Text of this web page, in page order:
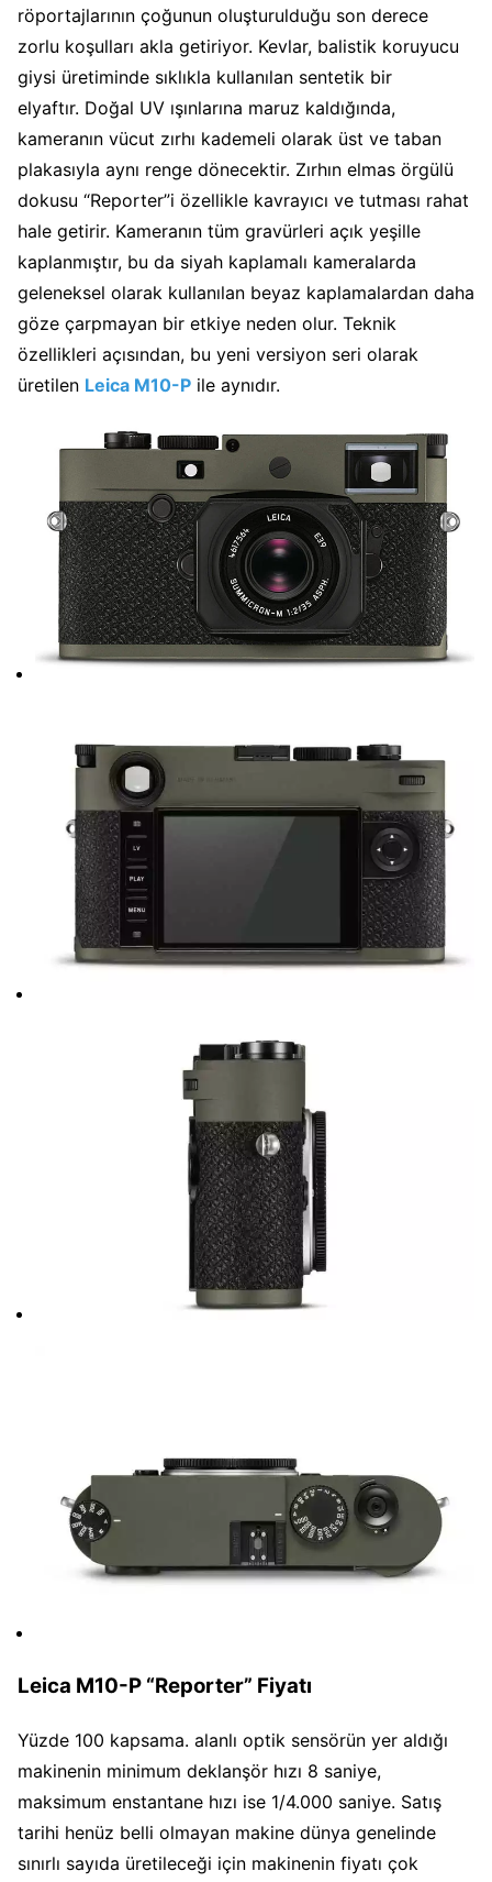
röportajlarının çoğunun oluşturulduğu son derece
zorlu koşulları akla getiriyor. Kevlar, balistik koruyucu
giysi üretiminde sıklıkla kullanılan sentetik bir
elyaftır. Doğal UV ışınlarına maruz kaldığında,
kameranın vücut zırhı kademeli olarak üst ve taban
plakasıyla aynı renge dönecektir. Zırhın elmas örgülü
dokusu “Reporter”i özellikle kavrayıcı ve tutması rahat
hale getirir. Kameranın tüm gravürleri açık yeşille
kaplanmıştır, bu da siyah kaplamalı kameralarda
geleneksel olarak kullanılan beyaz kaplamalardan daha
göze çarpmayan bir etkiye neden olur. Teknik
özellikleri açısından, bu yeni versiyon seri olarak
üretilen Leica M10-P ile aynıdır.
Leica M10-P “Reporter” Fiyatı
Yüzde 100 kapsama. alanlı optik sensörün yer aldığı
makinenin minimum deklanşör hızı 8 saniye,
maksimum enstantane hızı ise 1/4.000 saniye. Satış
tarihi henüz belli olmayan makine dünya genelinde
sınırlı sayıda üretileceği için makinenin fiyatı çok